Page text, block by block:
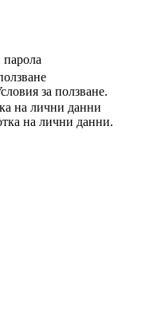
за ползване.
на лични данни
на лични данни.